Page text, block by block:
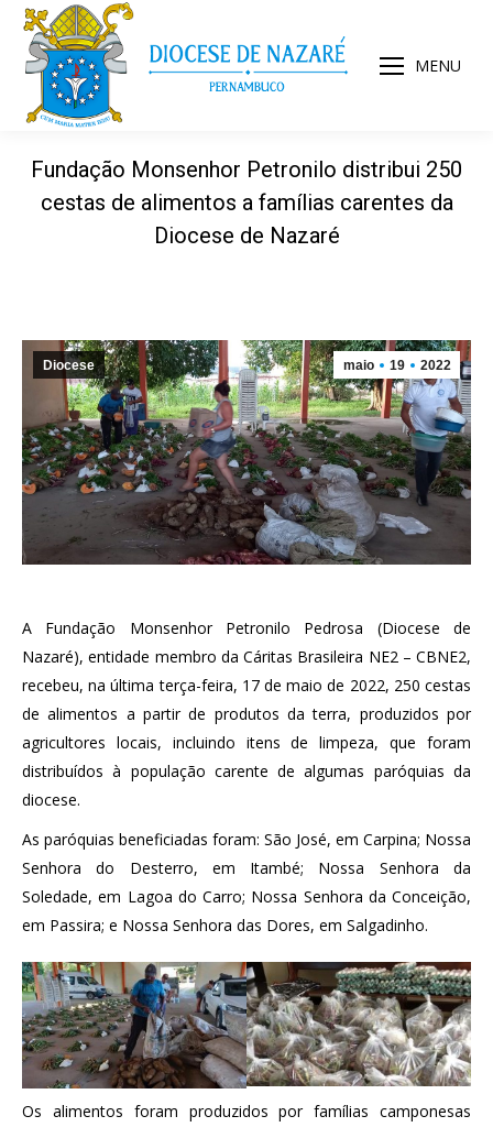
MENU
Fundação Monsenhor Petronilo distribui 250
cestas de alimentos a famílias carentes da
Diocese de Nazaré
maio 19 2022
Diocese
A Fundação Monsenhor Petronilo Pedrosa (Diocese de
Nazaré), entidade membro da Cáritas Brasileira NE2 – CBNE2,
recebeu, na última terça-feira, 17 de maio de 2022, 250 cestas
de alimentos a partir de produtos da terra, produzidos por
agricultores locais, incluindo itens de limpeza, que foram
distribuídos à população carente de algumas paróquias da
diocese.
As paróquias beneficiadas foram: São José, em Carpina; Nossa
Senhora do Desterro, em Itambé; Nossa Senhora da
Soledade, em Lagoa do Carro; Nossa Senhora da Conceição,
em Passira; e Nossa Senhora das Dores, em Salgadinho.
Os alimentos foram produzidos por famílias camponesas